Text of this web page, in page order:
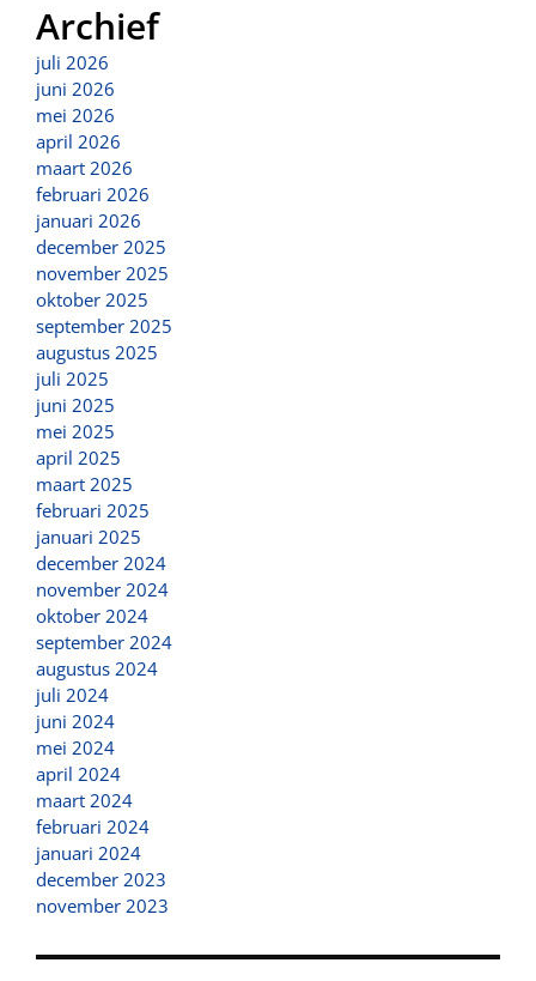
Archief
juli 2026
juni 2026
mei 2026
april 2026
maart 2026
februari 2026
januari 2026
december 2025
november 2025
oktober 2025
september 2025
augustus 2025
juli 2025
juni 2025
mei 2025
april 2025
maart 2025
februari 2025
januari 2025
december 2024
november 2024
oktober 2024
september 2024
augustus 2024
juli 2024
juni 2024
mei 2024
april 2024
maart 2024
februari 2024
januari 2024
december 2023
november 2023